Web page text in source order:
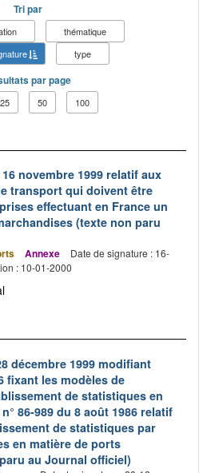
Tri par
thématique
type
par page
25 50 100
novembre 1999 relatif aux
transport qui doivent être
effectuant en France un
(texte non paru
Annexe
Date de signature : 16-
: 10-01-2000
décembre 1999 modifiant
fixant les modèles de
de statistiques en
86-989 du 8 août 1986 relatif
de statistiques par
en matière de ports
au Journal officiel)